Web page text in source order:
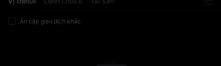
Ẩn cặp giao dịch khác